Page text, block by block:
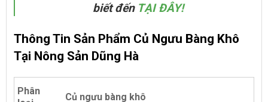
biết đến TẠI ĐÂY!
Thông Tin Sản Phẩm Củ Ngưu Bàng Khô
Tại Nông Sản Dũng Hà
Phân
Củ ngưu bàng khô